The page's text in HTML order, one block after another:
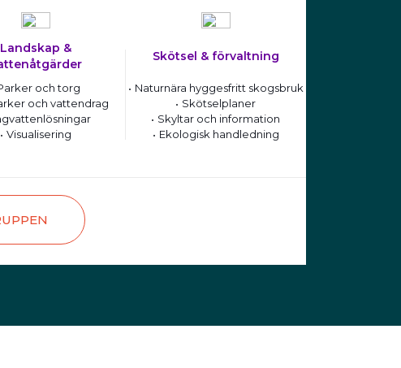
Landskap &
och torg
och vattendrag
Visualisering
Skötsel & förvaltning
Naturnära hyggesfritt skogsbruk
Skötselplaner
Skyltar och information
Ekologisk handledning